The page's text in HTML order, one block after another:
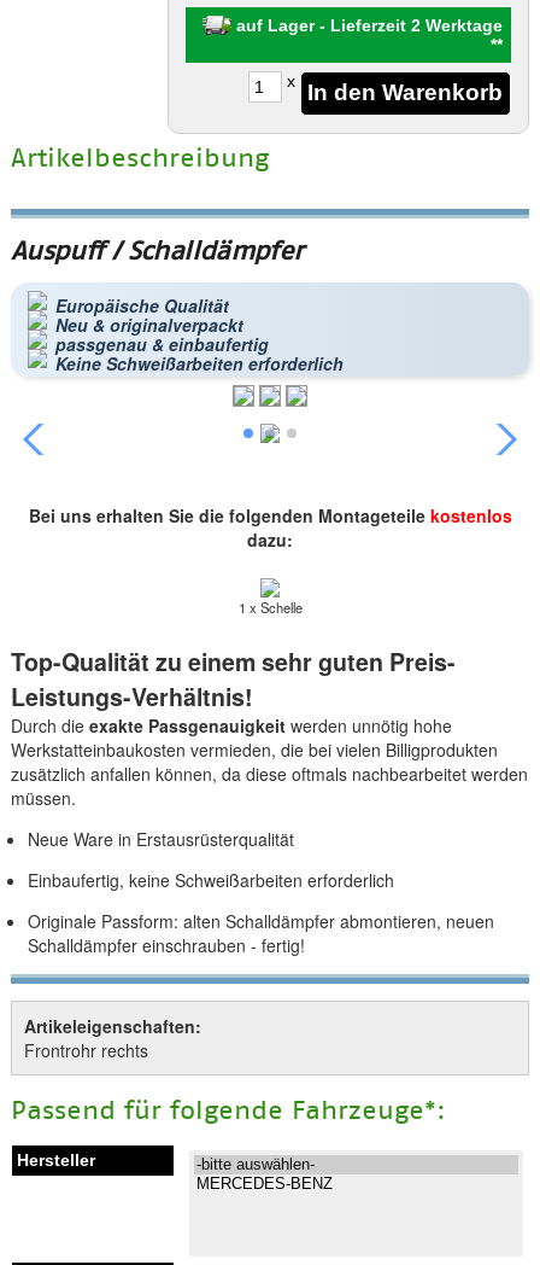
auf Lager - Lieferzeit 2 Werktage
**
x
Artikelbeschreibung
Auspuff / Schalldämpfer
Europäische Qualität
Neu & originalverpackt
passgenau & einbaufertig
Keine Schweißarbeiten erforderlich
Bei uns erhalten Sie die folgenden Montageteile kostenlos
dazu:
1 x Schelle
Top-Qualität zu einem sehr guten Preis-
Leistungs-Verhältnis!
Durch die exakte Passgenauigkeitwerden unnötig hohe
Werkstatteinbaukosten vermieden, die bei vielen Billigprodukten
zusätzlich anfallen können, da diese oftmals nachbearbeitet werden
müssen.
Neue Ware in Erstausrüsterqualität
Einbaufertig, keine Schweißarbeiten erforderlich
Originale Passform: alten Schalldämpfer abmontieren, neuen
Schalldämpfer einschrauben - fertig!
Artikeleigenschaften:
Frontrohr rechts
Passend für folgende Fahrzeuge*: